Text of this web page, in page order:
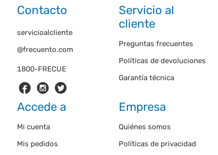
Contacto
1800-FRECUE
servicioalcliente
@frecuento.com
Servicio al
cliente
Preguntas frecuentes
Políticas de devoluciones
Garantía técnica
Accede a
Mi cuenta
Mis pedidos
Empresa
Quiénes somos
Políticas de privacidad